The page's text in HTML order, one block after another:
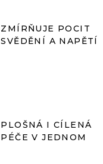
ZMÍRŇUJE POCIT
SVĚDĚNÍ A NAPĚTÍ
PLOŠNÁ I CÍLENÁ
PÉČE V JEDNOM